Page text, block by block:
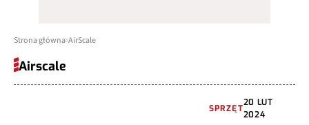
Strona główna AirScale
Airscale
SPRZĘT
20 LUT
2024